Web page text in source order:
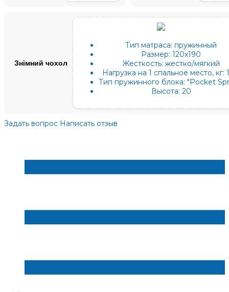
Знімний чохол
Тип матраса: пружинный
Размер: 120х190
Жесткость: жестко/мягкий
Нагрузка на 1 спальное место, кг:
Тип пружинного блока: "Pocket
Высота: 20
Задать вопрос Написать отзыв